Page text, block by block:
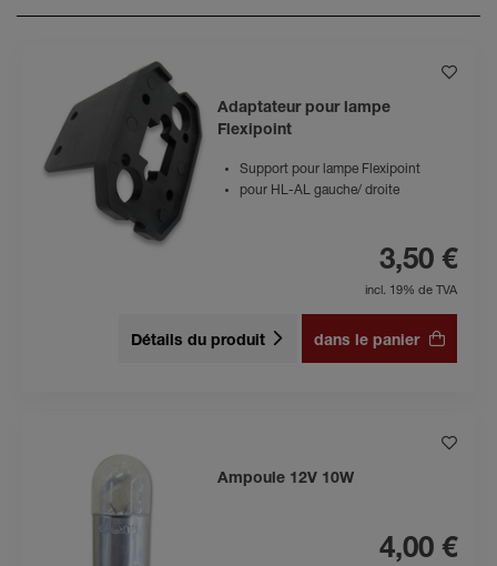
Adaptateur pour lampe
Flexipoint
Support pour lampe Flexipoint
pour HL-AL gauche/ droite
3,50 €
incl. 19% de TVA
Détails du produit dans le panier
Ampoule 12V 10W
4,00 €